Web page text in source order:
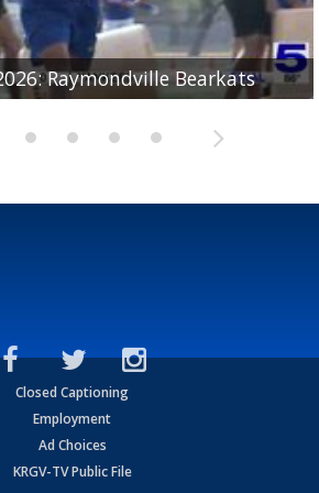
Raymondville Bearkats
Port Isabel Tarpons
fourth in SLC preseason poll
in...Santa Rosa Warriors
Edcouch-Elsa Yellowjackets
Closed Captioning
Employment
Ad Choices
KRGV-TV Public File